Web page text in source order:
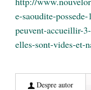
e-saoudite-
peuvent-accueillir-
elles-sont-vides-et-
Despre autor